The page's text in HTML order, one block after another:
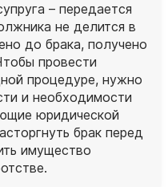
– передается
не делится в
до брака, получено
провести
процедуре, нужно
и необходимости
юридической
брак перед
имущество